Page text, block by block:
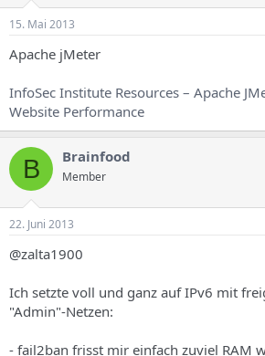
15. Mai 2013
Apache jMeter
InfoSec Institute Resources – Apache
Website Performance
B Brainfood
Member
22. Juni 2013
@zalta1900
Ich setzte voll und ganz auf IPv6 mit
"Admin"-Netzen:
- fail2ban frisst mir einfach zuviel RAM